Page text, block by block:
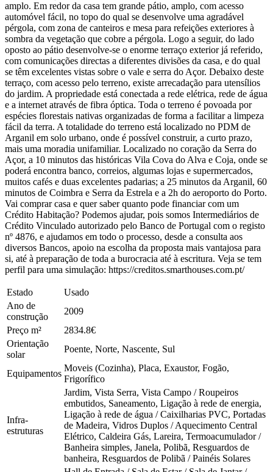
amplo. Em redor da casa tem grande pátio, amplo, com acesso
automóvel fácil, no topo do qual se desenvolve uma agradável
pérgola, com zona de canteiros e mesa para refeições exteriores à
sombra da vegetação que cobre a pérgola. Logo a seguir, do lado
oposto ao pátio desenvolve-se o enorme terraço exterior já referido,
com comunicações directas a diferentes divisões da casa, e do qual
se têm excelentes vistas sobre o vale e serra do Açor. Debaixo deste
terraço, com acesso pelo terreno, existe arrecadação para utensílios
do jardim. A propriedade está conectada a rede elétrica, rede de água
e a internet através de fibra óptica. Toda o terreno é povoada por
espécies florestais nativas organizadas de forma a facilitar a limpeza
fácil da terra. A totalidade do terreno está localizado no PDM de
Arganil em solo urbano, onde é possível construir, a curto prazo,
mais uma moradia unifamiliar. Localizado no coração da Serra do
Açor, a 10 minutos das históricas Vila Cova do Alva e Coja, onde se
poderá encontra banco, correios, algumas lojas e supermercados,
muitos cafés e duas excelentes padarias; a 25 minutos da Arganil, 60
minutos de Coimbra e Serra da Estrela e a 2h do aeroporto do Porto.
Vai comprar casa e quer saber quanto pode financiar com um
Crédito Habitação? Podemos ajudar, pois somos Intermediários de
Crédito Vinculado autorizado pelo Banco de Portugal com o registo
nº 4876, e ajudamos em todo o processo, desde a consulta aos
diversos Bancos, apoio na escolha da proposta mais vantajosa para
si, até à preparação de toda a burocracia até à escritura. Veja se tem
perfil para uma simulação: https://creditos.smarthouses.com.pt/
Estado
Usado
Ano de
construção
2009
Preço m²
2834.8€
Orientação
solar
Poente, Norte, Nascente, Sul
Equipamentos
Moveis (Cozinha), Placa, Exaustor, Fogão,
Frigorífico
Infra-
estruturas
Jardim, Vista Serra, Vista Campo / Roupeiros
embutidos, Saneamento, Ligação à rede de energia,
Ligação à rede de água / Caixilharias PVC, Portadas
de Madeira, Vidros Duplos / Aquecimento Central
Elétrico, Caldeira Gás, Lareira, Termoacumulador /
Banheira simples, Janela, Polibã, Resguardos de
banheira, Resguardos de Polibã / Painéis Solares